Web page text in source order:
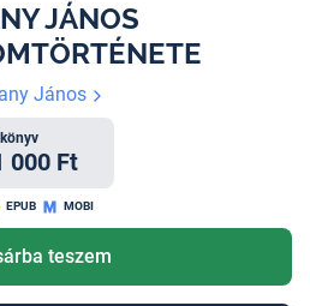
JÁNOS
János
000 Ft
EPUB MOBI
teszem